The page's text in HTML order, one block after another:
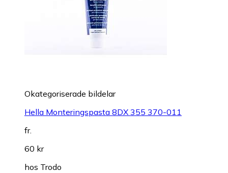
Okategoriserade bildelar
Hella Monteringspasta 8DX 355 370-011
fr.
60 kr
hos Trodo